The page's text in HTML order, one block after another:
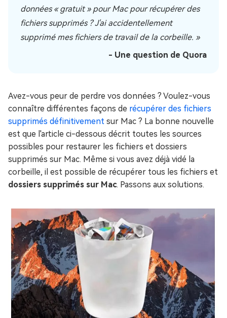
données « gratuit » pour Mac pour récupérer des
fichiers supprimés ? J'ai accidentellement
supprimé mes fichiers de travail de la corbeille. »
- Une question de Quora
Avez-vous peur de perdre vos données ? Voulez-vous
connaître différentes façons de récupérer des fichiers
supprimés définitivement sur Mac ? La bonne nouvelle
est que l'article ci-dessous décrit toutes les sources
possibles pour restaurer les fichiers et dossiers
supprimés sur Mac. Même si vous avez déjà vidé la
corbeille, il est possible de récupérer tous les fichiers et
dossiers supprimés sur Mac. Passons aux solutions.